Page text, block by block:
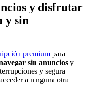
y disfrutar
y sin
premium para
sin anuncios y
y segura
a ninguna otra